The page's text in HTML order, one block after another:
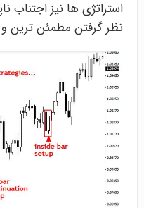
استراتژی ها نیز اجتناب
نظر گرفتن مطمئن ترین